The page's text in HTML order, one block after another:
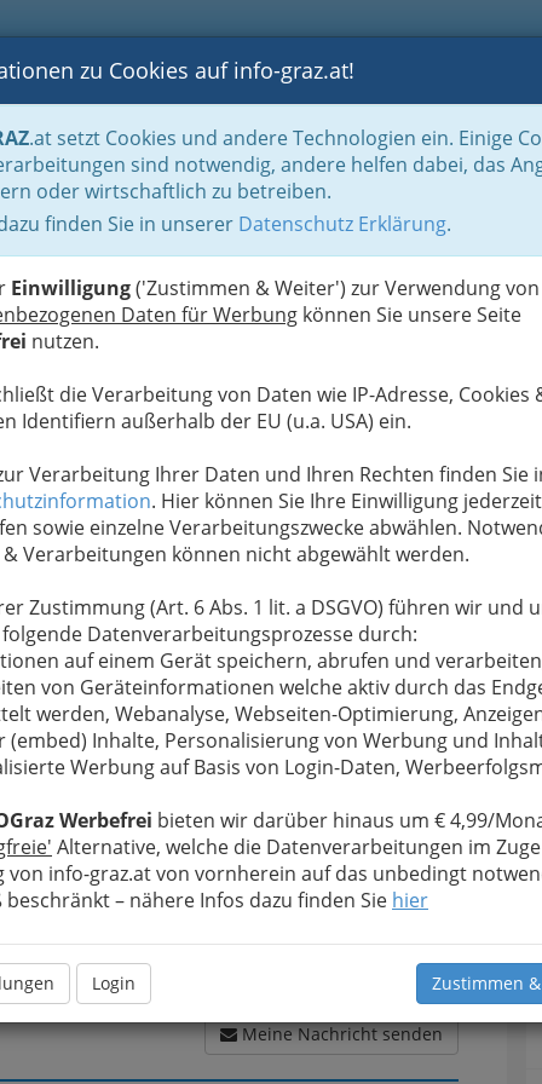
BLOGS FOTOS GASTRONOMIE BRANCHEN
zu Cookies auf info-graz.at!
.at setzt Cookies und andere Technologien ein. Einige
sind notwendig, andere helfen dabei, das
oder wirtschaftlich zu betreiben.
finden Sie in unserer Datenschutz Erklärung.
Einwilligung('Zustimmen & Weiter') zur Verwendung von
Daten für Werbung können Sie unsere Seite
nutzen.
die Verarbeitung von Daten wie IP-Adresse, Cookies
Identifiern außerhalb der EU (u.a. USA) ein.
Verarbeitung Ihrer Daten und Ihren Rechten finden Sie
. Hier können Sie Ihre Einwilligung jederzeit
sowie einzelne Verarbeitungszwecke abwählen.
& Verarbeitungen können nicht abgewählt werden.
Zustimmung (Art. 6 Abs. 1 lit. a DSGVO) führen wir und
Datenverarbeitungsprozesse durch:
auf einem Gerät speichern, abrufen und
von Geräteinformationen welche aktiv durch das
werden, Webanalyse, Webseiten-Optimierung,
(embed) Inhalte, Personalisierung von Werbung und
Werbung auf Basis von Login-Daten,
Werbefrei bieten wir darüber hinaus um € 4,99/
Alternative, welche die Datenverarbeitungen im
von info-graz.at von vornherein auf das unbedingt
beschränkt – nähere Infos dazu finden Sie hier
Login Zustimmen
Fachärztinnen Orthopädie u. orthopäd. Chirurgie
bewahren, verwenden wir an dieser Stelle zur
Ihre Nachricht wird nach dem Absenden
Baumann weitergeleitet.
Meine Nachricht
Meine Nachricht senden